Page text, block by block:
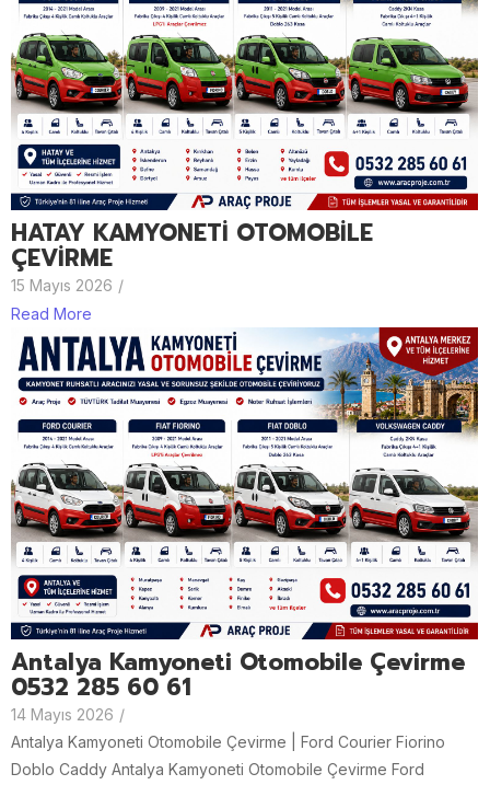
HATAY KAMYONETİ OTOMOBİLE
ÇEVİRME
15 Mayıs 2026 /
Read More
Antalya Kamyoneti Otomobile Çevirme
0532 285 60 61
14 Mayıs 2026 /
Antalya Kamyoneti Otomobile Çevirme | Ford Courier Fiorino
Doblo Caddy Antalya Kamyoneti Otomobile Çevirme Ford